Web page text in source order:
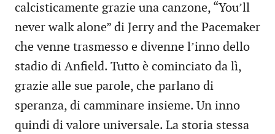
calcisticamente grazie una canzone, “You’ll
never walk alone” di Jerry and the Pacemaker
che venne trasmesso e divenne l’inno dello
stadio di Anfield. Tutto è cominciato da lì,
grazie alle sue parole, che parlano di
speranza, di camminare insieme. Un inno
quindi di valore universale. La storia stessa